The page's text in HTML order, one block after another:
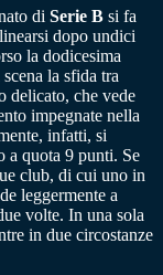
di Serie B si fa
dopo undici
la dodicesima
la sfida tra
delicato, che vede
impegnate nella
infatti, si
a quota 9 punti. Se
club, di cui uno in
leggermente a
volte. In una sola
in due circostanze